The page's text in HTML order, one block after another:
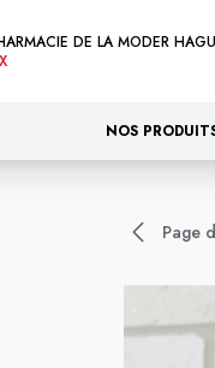
DE LA MODER
NOS
Page